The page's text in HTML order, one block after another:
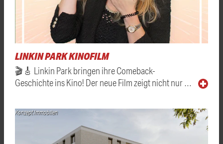
LINKIN PARK KINOFILM
🎬🎸 Linkin Park bringen ihre Comeback-
Geschichte ins Kino! Der neue Film zeigt nicht nur …
Konzept Immobilien